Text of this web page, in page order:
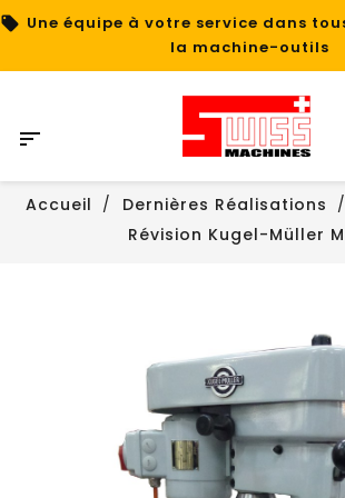
Une équipe à votre service dans
la machine-outils

Accueil Dernières Réalisations
Révision Kugel-Müller